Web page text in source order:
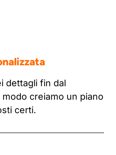
dettagli fin dal
creiamo un piano
certi.